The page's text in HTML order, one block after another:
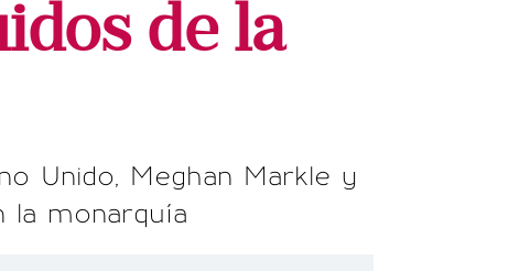
de la
Unido, Meghan Markle y
la monarquía